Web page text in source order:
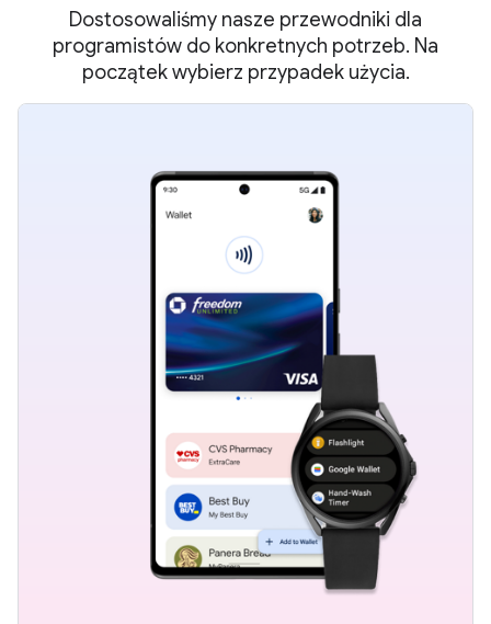
Dostosowaliśmy nasze przewodniki dla
programistów do konkretnych potrzeb. Na
początek wybierz przypadek użycia.